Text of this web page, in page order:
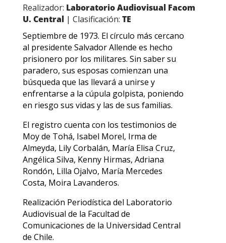
Realizador: Laboratorio Audiovisual Facom
U. Central| Clasificación: TE
Septiembre de 1973. El círculo más cercano
al presidente Salvador Allende es hecho
prisionero por los militares. Sin saber su
paradero, sus esposas comienzan una
búsqueda que las llevará a unirse y
enfrentarse a la cúpula golpista, poniendo
en riesgo sus vidas y las de sus familias.
El registro cuenta con los testimonios de
Moy de Tohá, Isabel Morel, Irma de
Almeyda, Lily Corbalán, María Elisa Cruz,
Angélica Silva, Kenny Hirmas, Adriana
Rondón, Lilla Ojalvo, María Mercedes
Costa, Moira Lavanderos.
Realización Periodística del Laboratorio
Audiovisual de la Facultad de
Comunicaciones de la Universidad Central
de Chile.